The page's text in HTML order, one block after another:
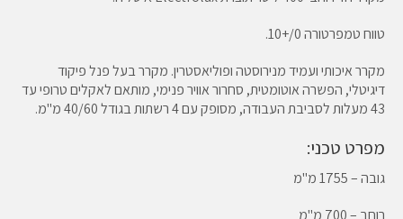
טווח טמפרטורה 0/+10.
מקרר איכותי ועמיד מנירוסטה ופוליאסטרין. מקרר בעל פנל פיקוד
דיגיטלי, הפשרה אוטומטית, סחרור אוויר פנימי, מותאם לאקלים טרופי עד
43 מעלות לסביבת העבודה, מסופק עם 4 רשתות בגודל 40/60 מ"מ.
מפרט טכני:
גובה – 1755 מ"מ
רוחב – 700 מ"מ